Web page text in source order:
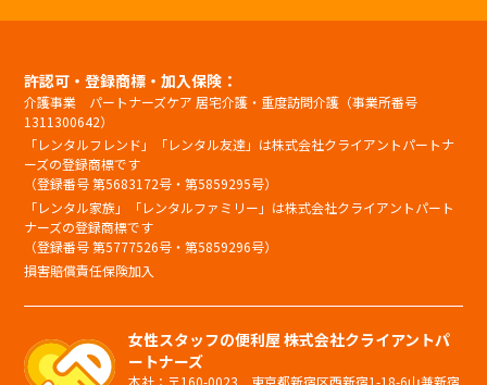
許認可・登録商標・加入保険：
介護事業 パートナーズケア 居宅介護・重度訪問介護（事業所番号
1311300642）
「レンタルフレンド」「レンタル友達」は株式会社クライアントパートナ
ーズの登録商標です
（登録番号 第5683172号・第5859295号）
「レンタル家族」「レンタルファミリー」は株式会社クライアントパート
ナーズの登録商標です
（登録番号 第5777526号・第5859296号）
損害賠償責任保険加入
女性スタッフの便利屋 株式会社クライアントパ
ートナーズ